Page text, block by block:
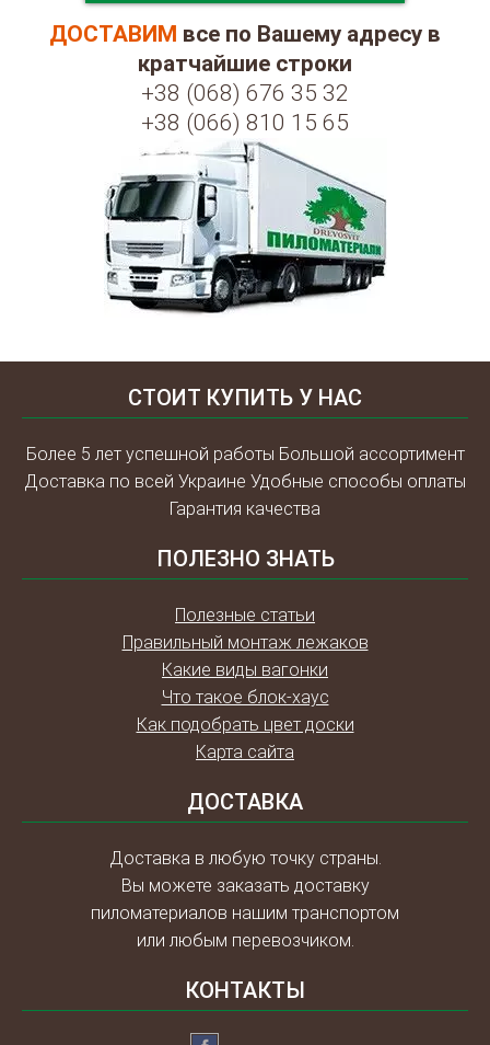
ДОСТАВИМ все по Вашему адресу в
кратчайшие строки
+38 (068) 676 35 32
+38 (066) 810 15 65
СТОИТ КУПИТЬ У НАС
Более 5 лет успешной работы Большой ассортимент
Доставка по всей Украине Удобные способы оплаты
Гарантия качества
ПОЛЕЗНО ЗНАТЬ
Полезные статьи
Правильный монтаж лежаков
Какие виды вагонки
Что такое блок-хаус
Как подобрать цвет доски
Карта сайта
ДОСТАВКА
Доставка в любую точку страны.
Вы можете заказать доставку
пиломатериалов нашим транспортом
или любым перевозчиком.
КОНТАКТЫ